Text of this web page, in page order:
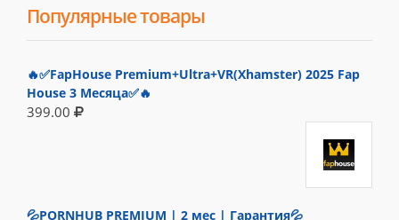
Популярные товары
🔥✅FapHouse Premium+Ultra+VR(Xhamster) 2025 Fap
House 3 Месяца✅🔥
399.00
💦PORNHUB PREMIUM | 2 мес | Гарантия💦